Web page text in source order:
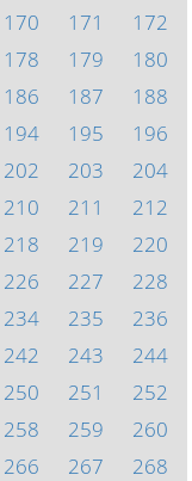
170 171
172
178 179
180
186 187
188
194 195
196
202 203
204
210 211
212
218 219
220
226 227
228
234 235
236
242 243
244
250 251
252
258 259
260
266 267
268